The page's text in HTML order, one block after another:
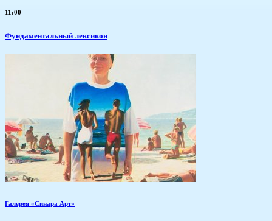
11:00
Фундаментальный лексикон
Галерея «Синара Арт»